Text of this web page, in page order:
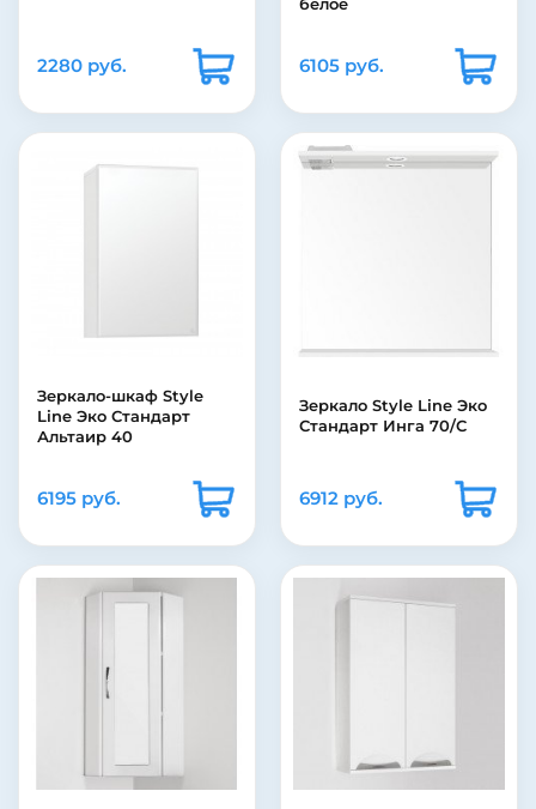
2280 руб.
белое
6105 руб.
Зеркало-шкаф Style
Line Эко Стандарт
Альтаир 40
6195 руб.
Зеркало Style Line Эко
Стандарт Инга 70/С
6912 руб.